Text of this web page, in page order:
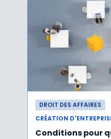
DROIT DES AFFAIRES
CRÉATION
Conditions pour